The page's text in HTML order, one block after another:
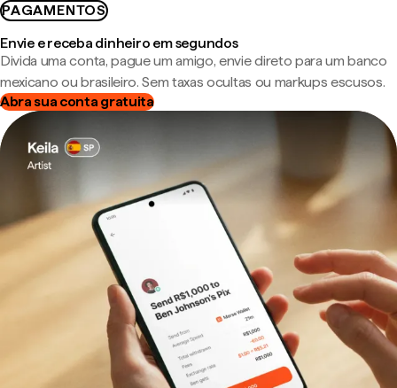
PAGAMENTOS
Envie e receba dinheiro em segundos
Divida uma conta, pague um amigo, envie direto para um banco
mexicano ou brasileiro. Sem taxas ocultas ou markups escusos.
Abra sua conta gratuita